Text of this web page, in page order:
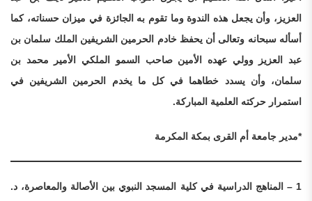
العزيز، وأن يجعل هذه الندوة وما تقوم به الجائزة في ميزان حسناته، كما
أسأله سبحانه وتعالى أن يحفظ خادم الحرمين الشريفين الملك سلمان بن
عبد العزيز وولي عهده الأمين صاحب السمو الملكي الأمير محمد بن
سلمان، وأن يسدد خطاهما في كل ما يخدم الحرمين الشريفين في
استمرار حركته العلمية المباركة.
*مدير جامعة أم القرى بمكة المكرمة
1 – المناهج الدراسية في كلية المسجد النبوي بين الأصالة والمعاصرة، د.